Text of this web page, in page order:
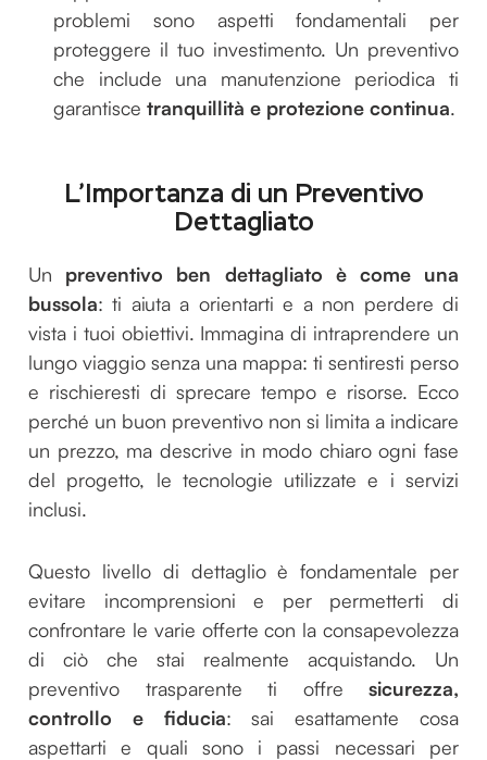
problemi sono aspetti fondamentali per
proteggere il tuo investimento. Un preventivo
che include una manutenzione periodica ti
garantiscetranquillità e protezione continua.
L’Importanza di un Preventivo
Dettagliato
Un preventivo ben dettagliato è come una
bussola: ti aiuta a orientarti e a non perdere di
vista i tuoi obiettivi. Immagina di intraprendere un
lungo viaggio senza una mappa: ti sentiresti perso
e rischieresti di sprecare tempo e risorse. Ecco
perché un buon preventivo non si limita a indicare
un prezzo, ma descrive in modo chiaro ogni fase
del progetto, le tecnologie utilizzate e i servizi
inclusi.
Questo livello di dettaglio è fondamentale per
evitare incomprensioni e per permetterti di
confrontare le varie offerte con la consapevolezza
di ciò che stai realmente acquistando. Un
preventivo trasparente ti offre sicurezza,
controllo e fiducia: sai esattamente cosa
aspettarti e quali sono i passi necessari per